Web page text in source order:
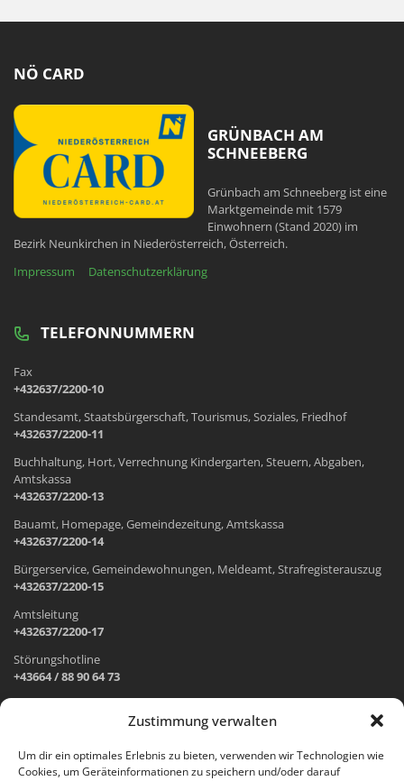
Zustimmung verwalten
Um dir ein optimales Erlebnis zu bieten, verwenden wir Technologien wie
Cookies, um Geräteinformationen zu speichern und/oder darauf
NÖ CARD
GRÜNBACH AM
SCHNEEBERG
Grünbach am Schneeberg ist eine
Marktgemeinde mit 1579
Einwohnern (Stand 2020) im
Bezirk Neunkirchen in Niederösterreich, Österreich.
Impressum
Datenschutzerklärung
TELEFONNUMMERN
Fax
+432637/2200-10
Standesamt, Staatsbürgerschaft, Tourismus, Soziales, Friedhof
+432637/2200-11
Buchhaltung, Hort, Verrechnung Kindergarten, Steuern, Abgaben,
Amtskassa
+432637/2200-13
Bauamt, Homepage, Gemeindezeitung, Amtskassa
+432637/2200-14
Bürgerservice, Gemeindewohnungen, Meldeamt, Strafregisterauszug
+432637/2200-15
Amtsleitung
+432637/2200-17
Störungshotline
+43664 / 88 90 64 73
Wr. Neustädter Straße 1